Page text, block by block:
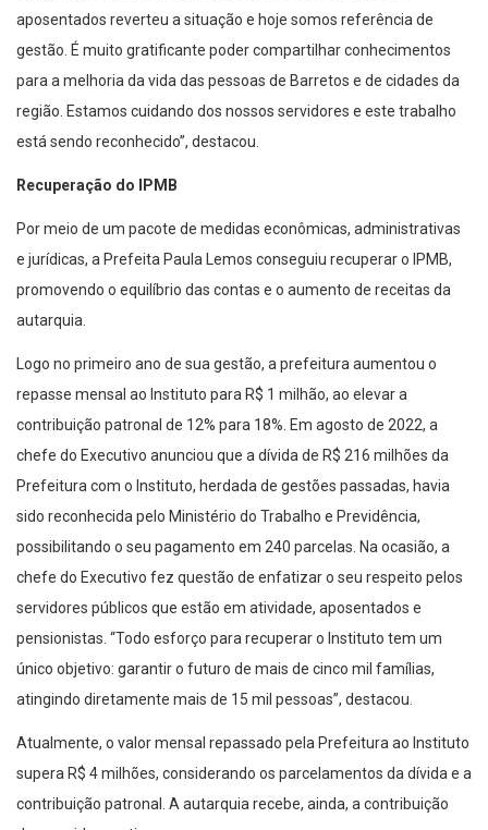
aposentados reverteu a situação e hoje somos referência de
gestão. É muito gratificante poder compartilhar conhecimentos
para a melhoria da vida das pessoas de Barretos e de cidades da
região. Estamos cuidando dos nossos servidores e este trabalho
está sendo reconhecido”, destacou.
Recuperação do IPMB
Por meio de um pacote de medidas econômicas, administrativas
e jurídicas, a Prefeita Paula Lemos conseguiu recuperar o IPMB,
promovendo o equilíbrio das contas e o aumento de receitas da
autarquia.
Logo no primeiro ano de sua gestão, a prefeitura aumentou o
repasse mensal ao Instituto para R$ 1 milhão, ao elevar a
contribuição patronal de 12% para 18%. Em agosto de 2022, a
chefe do Executivo anunciou que a dívida de R$ 216 milhões da
Prefeitura com o Instituto, herdada de gestões passadas, havia
sido reconhecida pelo Ministério do Trabalho e Previdência,
possibilitando o seu pagamento em 240 parcelas. Na ocasião, a
chefe do Executivo fez questão de enfatizar o seu respeito pelos
servidores públicos que estão em atividade, aposentados e
pensionistas. “Todo esforço para recuperar o Instituto tem um
único objetivo: garantir o futuro de mais de cinco mil famílias,
atingindo diretamente mais de 15 mil pessoas”, destacou.
Atualmente, o valor mensal repassado pela Prefeitura ao Instituto
supera R$ 4 milhões, considerando os parcelamentos da dívida e a
contribuição patronal. A autarquia recebe, ainda, a contribuição